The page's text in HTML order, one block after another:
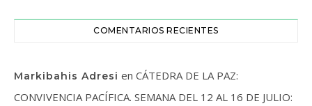
COMENTARIOS RECIENTES
Markibahis Adresi en CÁTEDRA DE LA PAZ:
CONVIVENCIA PACÍFICA. SEMANA DEL 12 AL 16 DE JULIO: